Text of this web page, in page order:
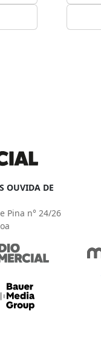
OUVIDA DE
Pina n° 24/26